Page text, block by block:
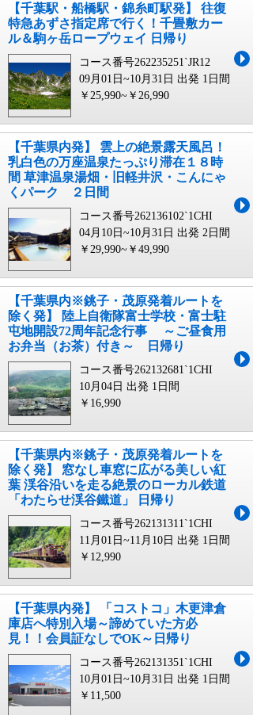
【千葉駅・船橋駅・錦糸町駅発】 往復
特急あずさ指定席で行く！千畳敷カー
ル＆駒ヶ岳ロープウェイ 日帰り
コース番号262235251`JR12
09月01日~10月31日 出発 1日間
￥25,990~￥26,990
【千葉県内発】 雲上の絶景露天風呂！
乳白色の万座温泉たっぷり滞在１８時
間 草津温泉湯畑・旧軽井沢・こんにゃ
くパーク ２日間
コース番号262136102`1CHI
04月10日~10月31日 出発 2日間
￥29,990~￥49,990
【千葉県内※銚子・茂原発着ルートを
除く発】 陸上自衛隊富士学校・富士駐
屯地開設72周年記念行事 ～ご昼食用
お弁当（お茶）付き～ 日帰り
コース番号262132681`1CHI
10月04日 出発 1日間
￥16,990
【千葉県内※銚子・茂原発着ルートを
除く発】 窓なし車窓に広がる美しい紅
葉 渓谷沿いを走る絶景のローカル鉄道
「わたらせ渓谷鐵道」 日帰り
コース番号262131311`1CHI
11月01日~11月10日 出発 1日間
￥12,990
【千葉県内発】 「コストコ」木更津倉
庫店へ特別入場～諦めていた方必
見！！会員証なしでOK～日帰り
コース番号262131351`1CHI
10月01日~10月31日 出発 1日間
￥11,500